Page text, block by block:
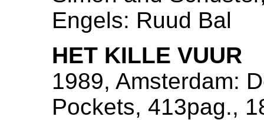
Engels: Ruud Bal
HET KILLE VUUR
1989, Amsterdam:
Pockets, 413pag.,